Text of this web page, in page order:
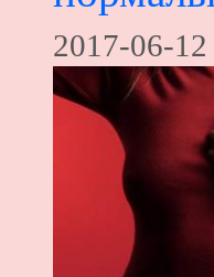
2017-06-